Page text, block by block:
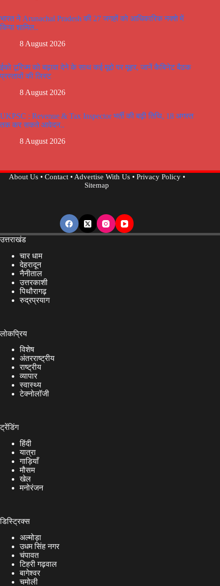
भारत ने Arunachal Pradesh की 27 जगहों को आधिकारिक नक्शे में
किया शामिल..
8 August 2026
ईको टूरिज्म को बढ़ावा देने के साथ कई मूद्दो पर मूहर, जानें कैबिनेट बैठक
प्रस्तावों की लिस्ट
8 August 2026
UKPSC : Revenue & Tax Inspector भर्ती की बढ़ी तिथि, 18 अगस्त
तक कर सकते आवेदन..
8 August 2026
About Us• Contact•Advertise With Us• Privacy Policy•
Sitemap
उत्तराखंड
चार धाम
देहरादून
नैनीताल
उत्तरकाशी
पिथौरागढ़
रुद्रप्रयाग
लोकप्रिय
विशेष
अंतरराष्ट्रीय
राष्ट्रीय
व्यापार
स्वास्थ्य
टेक्नोलॉजी
ट्रेंडिंग
हिंदी
यात्रा
गाड़ियाँ
मौसम
खेल
मनोरंजन
डिस्ट्रिक्स
अल्मोड़ा
उधम सिंह नगर
चंपावत
टिहरी गढ़वाल
बागेश्वर
चमोली